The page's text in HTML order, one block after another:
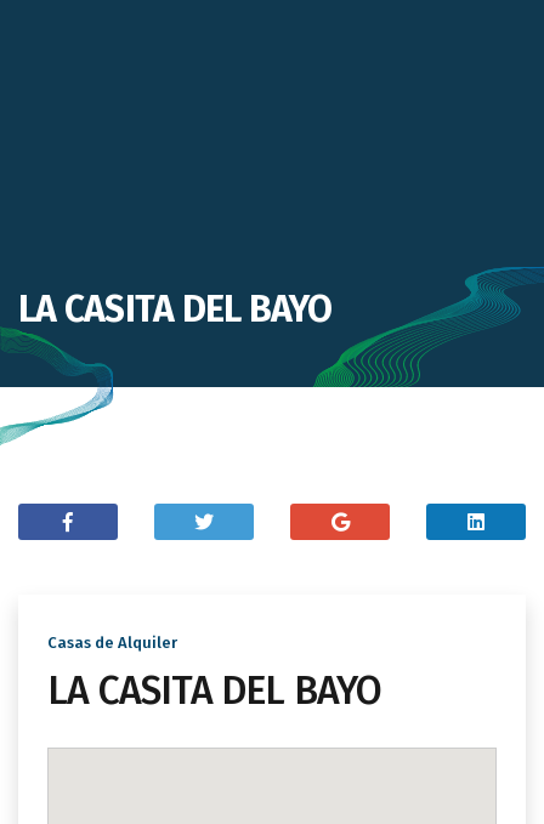
LA CASITA DEL BAYO
Casas de Alquiler
LA CASITA DEL BAYO